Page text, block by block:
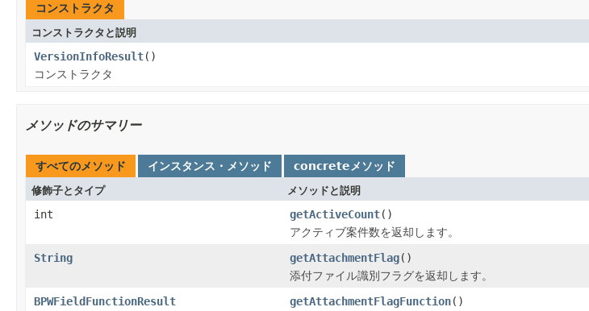
コンストラクタ
コンストラクタと説明
VersionInfoResult()
コンストラクタ
メソッドのサマリー
すべてのメソッド インスタンス・メソッド concreteメソッド
修飾子とタイプ メソッドと説明
int getActiveCount()
アクティブ案件数を返却します。
String
getAttachmentFlag()
添付ファイル識別フラグを返却します。
BPWFieldFunctionResult
getAttachmentFlagFunction()